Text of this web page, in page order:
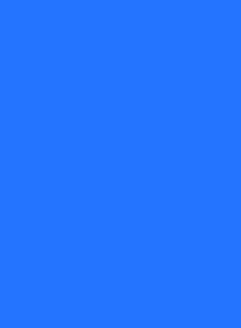
La medida
la custodia de